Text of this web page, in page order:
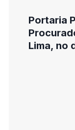
Portaria
Lima, no